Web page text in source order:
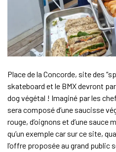
Place de la Concorde, site des
skateboard et le BMX devront
dog végétal ! Imaginé par les
sera composé d’une saucisse
rouge, d’oignons et d’une sauce
qu’un exemple car sur ce site,
l’offre proposée au grand public